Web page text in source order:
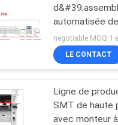
de
de smd
automatisée
imprimés de
précision pour
fabrication à
negotiable MOQ:1
LE CONTACT
Ligne de
SMT de haute
avec monteur